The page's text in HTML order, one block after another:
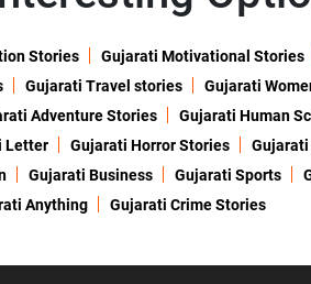
Stories Gujarati Motivational Stories
Gujarati Travel stories Gujarati
Adventure Stories Gujarati Human
Letter Gujarati Horror Stories Gujarati
Gujarati Business Gujarati Sports
Anything
Gujarati Crime Stories